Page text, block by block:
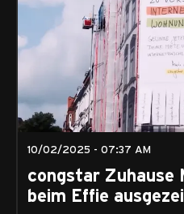
10/02/2025 - 07:37 AM
congstar Zuhause
beim Effie